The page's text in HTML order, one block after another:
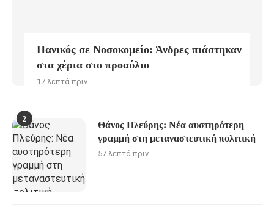
Πανικός σε Νοσοκομείο: Άνδρες πιάστηκαν
στα χέρια στο προαύλιο
17 λεπτά πριν
2
Θάνος Πλεύρης: Νέα αυστηρότερη
γραμμή στη μεταναστευτική πολιτική
57 λεπτά πριν